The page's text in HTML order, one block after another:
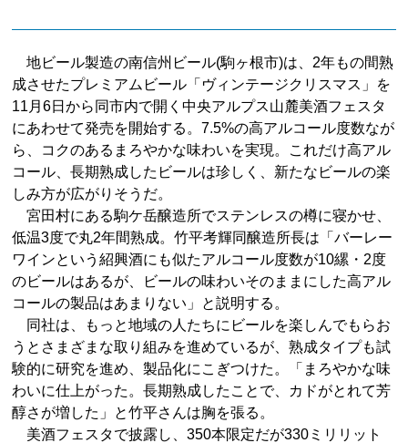
地ビール製造の南信州ビール(駒ヶ根市)は、2年もの間熟
成させたプレミアムビール「ヴィンテージクリスマス」を
11月6日から同市内で開く中央アルプス山麓美酒フェスタ
にあわせて発売を開始する。7.5%の高アルコール度数なが
ら、コクのあるまろやかな味わいを実現。これだけ高アル
コール、長期熟成したビールは珍しく、新たなビールの楽
しみ方が広がりそうだ。
宮田村にある駒ケ岳醸造所でステンレスの樽に寝かせ、
低温3度で丸2年間熟成。竹平考輝同醸造所長は「バーレー
ワインという紹興酒にも似たアルコール度数が10縲・2度
のビールはあるが、ビールの味わいそのままにした高アル
コールの製品はあまりない」と説明する。
同社は、もっと地域の人たちにビールを楽しんでもらお
うとさまざまな取り組みを進めているが、熟成タイプも試
験的に研究を進め、製品化にこぎつけた。「まろやかな味
わいに仕上がった。長期熟成したことで、カドがとれて芳
醇さが増した」と竹平さんは胸を張る。
美酒フェスタで披露し、350本限定だが330ミリリット